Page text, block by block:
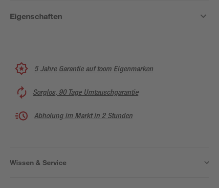
Eigenschaften
5 Jahre Garantie auf toom Eigenmarken
Sorglos, 90 Tage Umtauschgarantie
Abholung im Markt in 2 Stunden
Wissen & Service